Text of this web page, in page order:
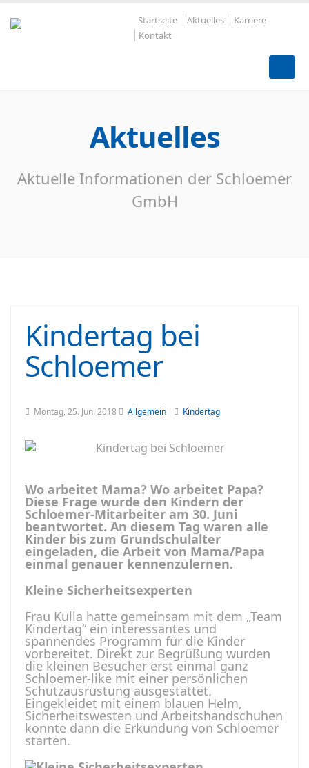
Startseite Aktuelles
Karriere
Kontakt
Aktuelles
Aktuelle Informationen der Schloemer
GmbH
Kindertag bei
Schloemer
Montag, 25. Juni 2018 Allgemein Kindertag
Wo arbeitet Mama? Wo arbeitet Papa?
Diese Frage wurde den Kindern der
Schloemer-Mitarbeiter am 30. Juni
beantwortet. An diesem Tag waren alle
Kinder bis zum Grundschulalter
eingeladen, die Arbeit von Mama/Papa
einmal genauer kennenzulernen.
Kleine Sicherheitsexperten
Frau Kulla hatte gemeinsam mit dem „Team
Kindertag“ ein interessantes und
spannendes Programm für die Kinder
vorbereitet. Direkt zur Begrüßung wurden
die kleinen Besucher erst einmal ganz
Schloemer-like mit einer persönlichen
Schutzausrüstung ausgestattet.
Eingekleidet mit einem blauen Helm,
Sicherheitswesten und Arbeitshandschuhen
konnte dann die Erkundung von Schloemer
starten.